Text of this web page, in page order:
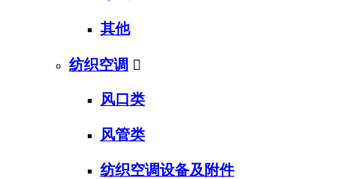
其他
纺织空调 
风口类
风管类
纺织空调设备及附件